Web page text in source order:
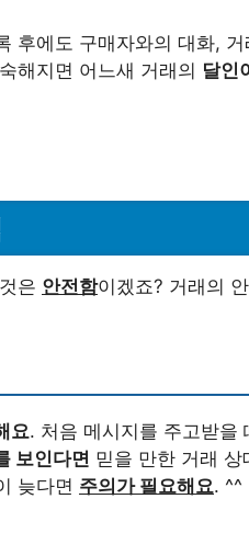
후에도 구매자와의 대화,
해지면 어느새 거래의 달인
은 안전함이겠죠? 거래의
요. 처음 메시지를 주고받을
보인다면 믿을 만한 거래
늦다면 주의가 필요해요. ^^